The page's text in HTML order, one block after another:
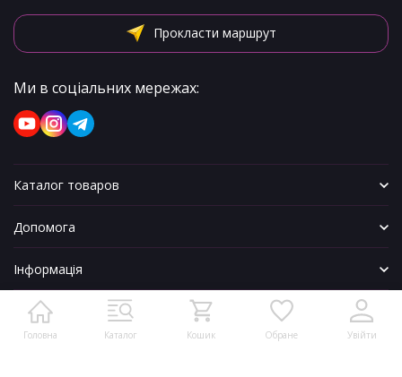
Головна Каталог Кошик Обране Увійти
Прокласти маршрут
Ми в соціальних мережах:
Каталог товаров
Допомога
Інформація